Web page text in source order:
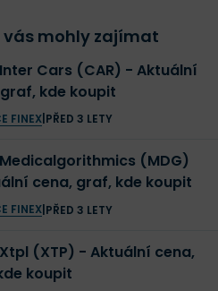
vás mohly zajímat
Cars (CAR) - Aktuální
kde koupit
FINEX| PŘED 3 LETY
(MDG)
cena, graf, kde koupit
FINEX| PŘED 3 LETY
- Aktuální cena,
koupit